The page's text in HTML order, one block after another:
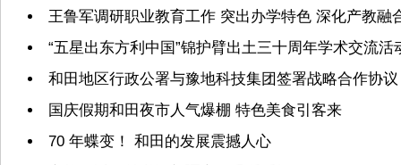
王鲁军调研职业教育工作 突出办学特色 深化产教融
“五星出东方利中国”锦护臂出土三十周年学术交流活
和田地区行政公署与豫地科技集团签署战略合作协议
国庆假期和田夜市人气爆棚 特色美食引客来
70 年蝶变！ 和田的发展震撼人心